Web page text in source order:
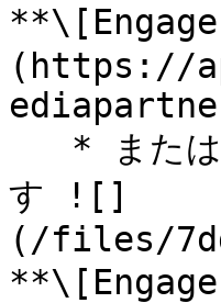
(https://
す ![]
(/files/